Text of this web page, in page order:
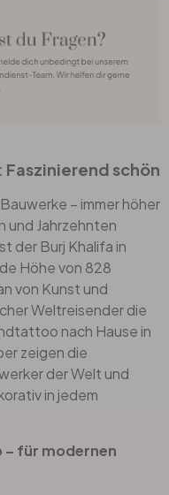
schön
– immer höher
und Jahrzehnten
der Burj Khalifa in
Höhe von 828
von Kunst und
Weltreisender die
nach Hause in
zeigen die
der Welt und
in jedem
für modernen